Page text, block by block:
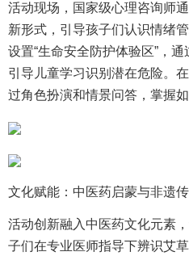
活动现场，国家级心理咨询师
新形式，引导孩子们认识情绪
设置“生命安全防护体验区”，
引导儿童学习识别潜在危险。
过角色扮演和情景问答，掌握
文化赋能：中医药启蒙与非遗
活动创新融入中医药文化元素
子们在专业医师指导下辨识艾